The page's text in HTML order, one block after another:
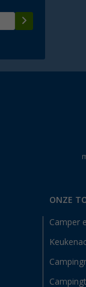
ONZE
Camper